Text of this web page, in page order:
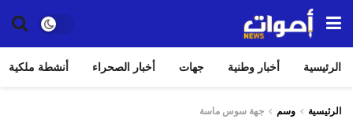
الرئيسية أخبار وطنية جهات أخبار الصحراء أنشطة ملكية
الرئيسية وسم جهة سوس ماسة